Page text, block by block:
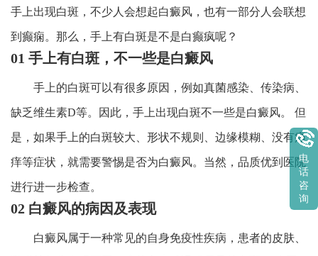
手上出现白斑，不少人会想起白癜风，也有一部分人会联想
到癫痫。那么，手上有白斑是不是白癫疯呢？
01 手上有白斑，不一些是白癜风
手上的白斑可以有很多原因，例如真菌感染、传染病、
缺乏维生素D等。因此，手上出现白斑不一些是白癜风。 但
是，如果手上的白斑较大、形状不规则、边缘模糊、没有痛
痒等症状，就需要警惕是否为白癜风。当然，品质优到医院
进行进一步检查。
02 白癜风的病因及表现
白癜风属于一种常见的自身免疫性疾病，患者的皮肤、
电
话
咨
询